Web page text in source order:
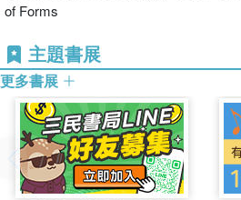
of Forms
主題書展
更多書展